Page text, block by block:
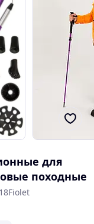
для
походные